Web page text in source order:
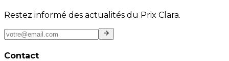
Restez informé des actualités du Prix Clara.
Contact